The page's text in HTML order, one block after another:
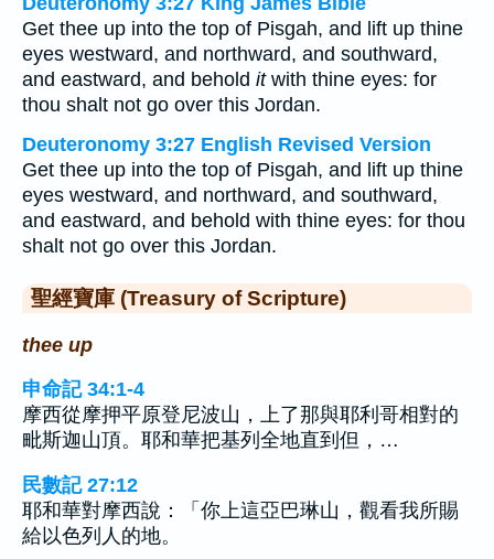
Get thee up into the top of Pisgah, and lift up thine
eyes westward, and northward, and southward,
and eastward, and behold itwith thine eyes: for
thou shalt not go over this Jordan.
Deuteronomy 3:27 English Revised Version
Get thee up into the top of Pisgah, and lift up thine
eyes westward, and northward, and southward,
and eastward, and behold with thine eyes: for thou
shalt not go over this Jordan.
聖經寶庫 (Treasury of Scripture)
thee up
申命記 34:1-4
摩西從摩押平原登尼波山，上了那與耶利哥相對的
毗斯迦山頂。耶和華把基列全地直到但，…
民數記 27:12
耶和華對摩西說：「你上這亞巴琳山，觀看我所賜
給以色列人的地。